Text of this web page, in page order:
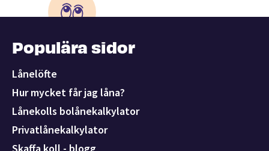
Populära sidor
Lånelöfte
Hur mycket får jag låna?
Lånekolls bolånekalkylator
Privatlånekalkylator